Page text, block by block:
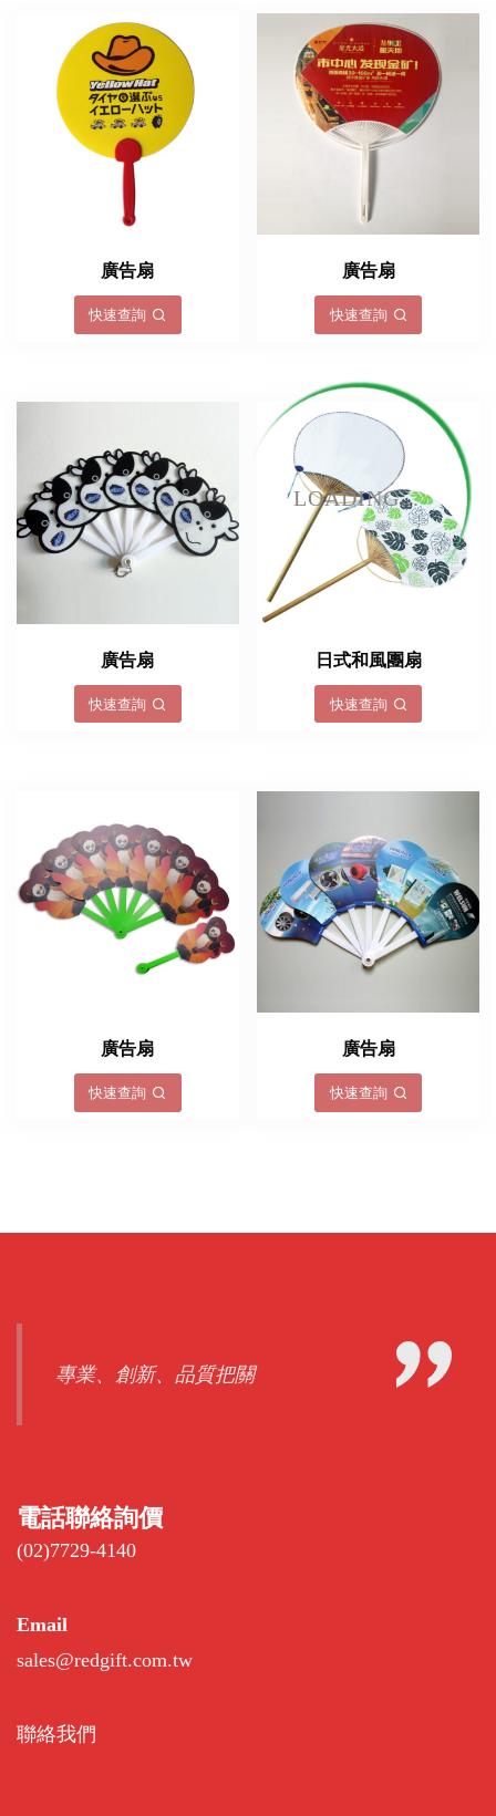
LOADING...
廣告扇
快速查詢
廣告扇
快速查詢
廣告扇
快速查詢
日式和風團扇
快速查詢
廣告扇
快速查詢
廣告扇
快速查詢
專業、創新、品質把關
電話聯絡詢價
(02)7729-4140
Email
sales@redgift.com.tw
聯絡我們